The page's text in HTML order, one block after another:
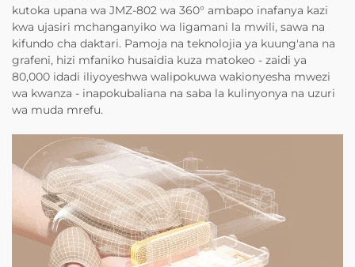
kutoka upana wa JMZ-802 wa 360° ambapo inafanya kazi
kwa ujasiri mchanganyiko wa ligamani la mwili, sawa na
kifundo cha daktari. Pamoja na teknolojia ya kuung'ana na
grafeni, hizi mfaniko husaidia kuza matokeo - zaidi ya
80,000 idadi iliyoyeshwa walipokuwa wakionyesha mwezi
wa kwanza - inapokubaliana na saba la kulinyonya na uzuri
wa muda mrefu.